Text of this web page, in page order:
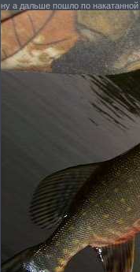
ну а дальше пошло по